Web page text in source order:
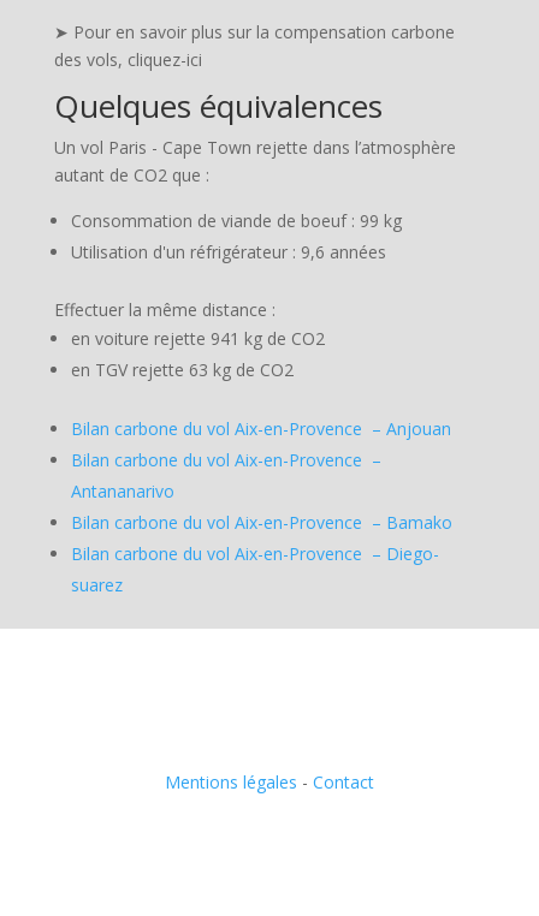
➤ Pour en savoir plus sur la compensation carbone
des vols, cliquez-ici
Quelques équivalences
Un vol Paris - Cape Town rejette dans l’atmosphère
autant de CO2 que :
Consommation de viande de boeuf : 99 kg
Utilisation d'un réfrigérateur : 9,6 années
Effectuer la même distance :
en voiture rejette 941 kg de CO2
en TGV rejette 63 kg de CO2
Bilan carbone du vol Aix-en-Provence – Anjouan
Bilan carbone du vol Aix-en-Provence –
Antananarivo
Bilan carbone du vol Aix-en-Provence – Bamako
Bilan carbone du vol Aix-en-Provence – Diego-
suarez
Mentions légales - Contact